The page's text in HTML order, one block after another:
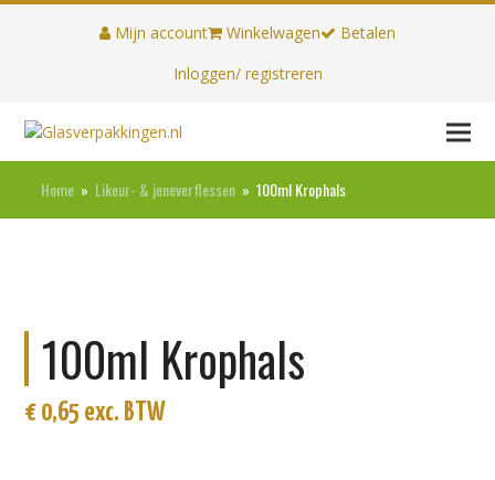
Mijn account Winkelwagen
Betalen
Inloggen/ registreren
Home » Likeur- & jeneverflessen » 100ml Krophals
100ml Krophals
€ 0,65 exc. BTW